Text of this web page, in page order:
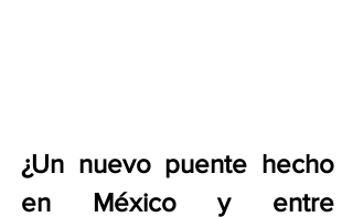
¿Un nuevo puente hecho
en México y entre